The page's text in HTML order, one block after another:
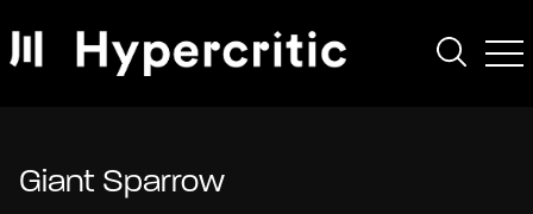
Giant Sparrow